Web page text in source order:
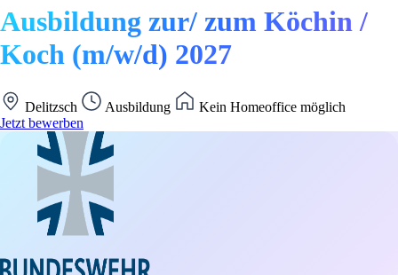
Ausbildung zur/ zum Köchin /
Koch (m/w/d) 2027
Delitzsch Ausbildung
Kein Homeoffice möglich
Jetzt bewerben